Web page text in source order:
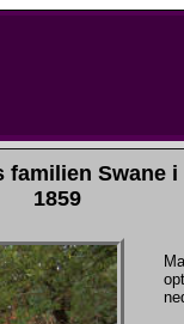
familien Swane
1859